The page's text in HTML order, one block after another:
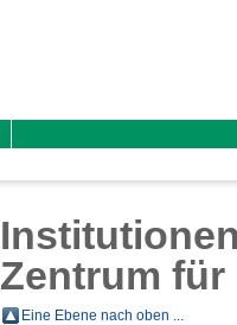
Zentrum
Eine Ebene nach oben ...